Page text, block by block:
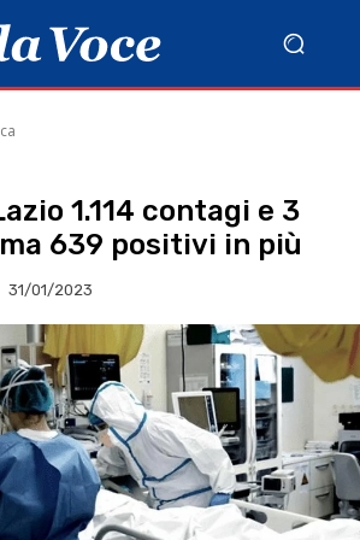
1.114 contagi e 3
639 positivi in più
31/01/2023